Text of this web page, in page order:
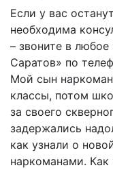
Если у вас
необходима
– звоните в
Саратов» по
Мой сын
классы, потом
за своего
задержались
как узнали о
наркоманами.